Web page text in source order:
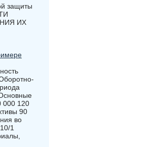
защиты
ИХ
000 120
90
во
1